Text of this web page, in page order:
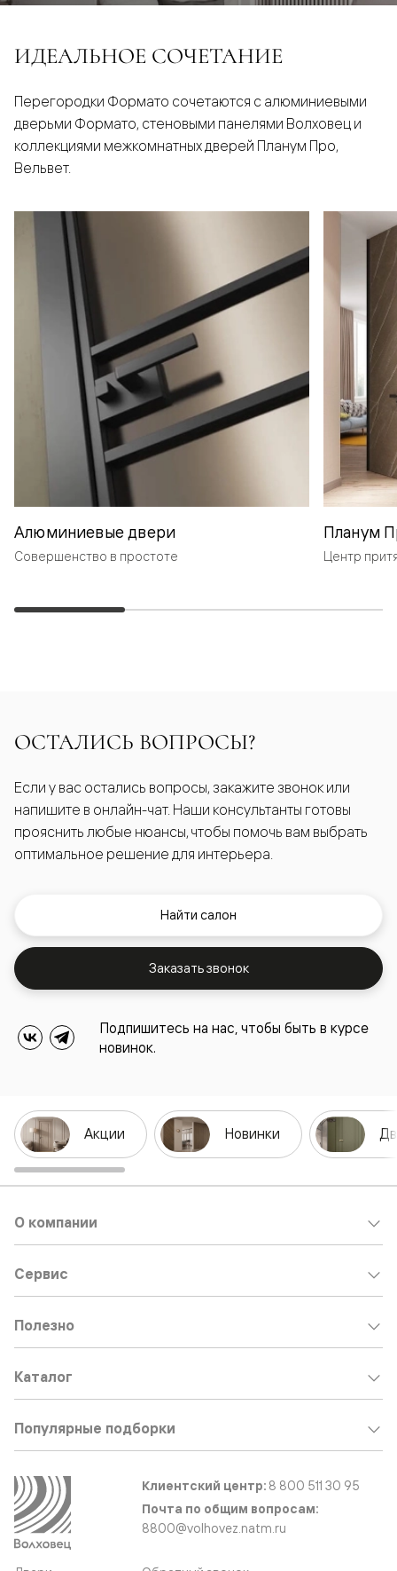
ИДЕАЛЬНОЕ СОЧЕТАНИЕ
Перегородки Формато сочетаются с алюминиевыми
дверьми Формато, стеновыми панелями Волховец и
коллекциями межкомнатных дверей Планум Про,
Вельвет.
Алюминиевые двери
Совершенство в простоте
Планум
Центр
ОСТАЛИСЬ ВОПРОСЫ?
Если у вас остались вопросы, закажите звонок или
напишите в онлайн-чат. Наши консультанты готовы
прояснить любые нюансы, чтобы помочь вам выбрать
оптимальное решение для интерьера.
Найти салон
Заказать звонок
Подпишитесь на нас, чтобы быть в курсе
новинок.
Акции Новинки
О компании
Сервис
Полезно
Каталог
Популярные подборки
Клиентский центр: 8 800 511 30 95
Почта по общим вопросам:
8800@volhovez.natm.ru